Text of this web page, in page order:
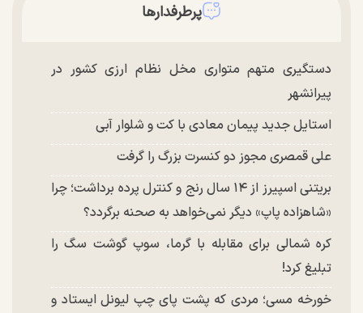
پرطرفدارها
دستگیری متهم متواری مخل نظام ارزی کشور در
پیرانشهر
استایل جدید پیمان معادی با کت و شلوار آبی
علی قمصری مجوز دو کنسرت بزرگ را گرفت
بریتنی اسپیرز از ۱۴ سال رنج و کنترل پرده برداشت؛ چرا
«شاهزاده پاپ» دیگر نمی‌خواهد به صحنه برگردد؟
کره شمالی برای مقابله با گرما، سوپ گوشت سگ را
تبلیغ کرد!
خورخه مسی؛ مردی که پشت پای چپ لیونل ایستاد و